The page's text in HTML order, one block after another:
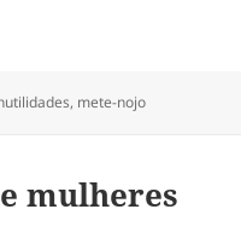
, mete-nojo
mulheres